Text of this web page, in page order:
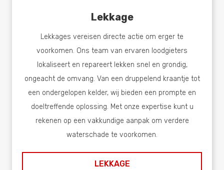
Lekkage
Lekkages vereisen directe actie om erger te
voorkomen. Ons team van ervaren loodgieters
lokaliseert en repareert lekken snel en grondig,
ongeacht de omvang. Van een druppelend kraantje tot
een ondergelopen kelder, wij bieden een prompte en
doeltreffende oplossing. Met onze expertise kunt u
rekenen op een vakkundige aanpak om verdere
waterschade te voorkomen.
LEKKAGE